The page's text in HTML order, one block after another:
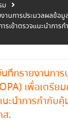
ม
านการประมวลผลข้อ
รเข้าตรวจแนะนำกา
ทึกรายงานกา
เพื่อเตรีย
นะนำการกำกับ
.